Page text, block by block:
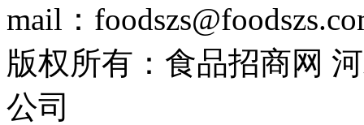
mail：
版权所有：食品招商网
公司